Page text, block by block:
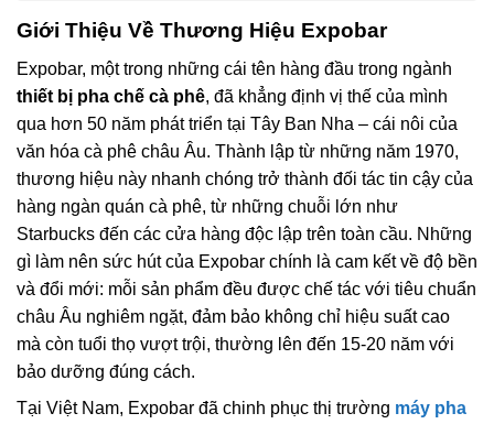
Giới Thiệu Về Thương Hiệu Expobar
Expobar, một trong những cái tên hàng đầu trong ngành
thiết bị pha chế cà phê, đã khẳng định vị thế của mình
qua hơn 50 năm phát triển tại Tây Ban Nha – cái nôi của
văn hóa cà phê châu Âu. Thành lập từ những năm 1970,
thương hiệu này nhanh chóng trở thành đối tác tin cậy của
hàng ngàn quán cà phê, từ những chuỗi lớn như
Starbucks đến các cửa hàng độc lập trên toàn cầu. Những
gì làm nên sức hút của Expobar chính là cam kết về độ bền
và đổi mới: mỗi sản phẩm đều được chế tác với tiêu chuẩn
châu Âu nghiêm ngặt, đảm bảo không chỉ hiệu suất cao
mà còn tuổi thọ vượt trội, thường lên đến 15-20 năm với
bảo dưỡng đúng cách.
Tại Việt Nam, Expobar đã chinh phục thị trường máy pha